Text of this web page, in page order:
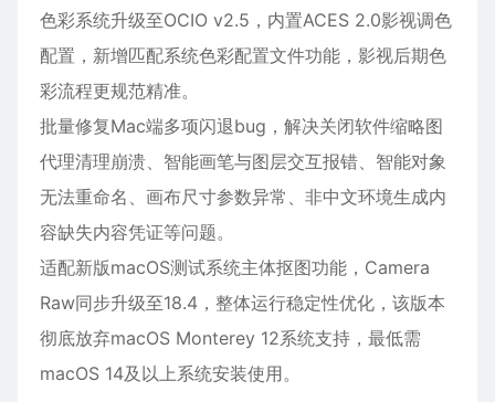
色彩系统升级至OCIO v2.5，内置ACES 2.0影视调色
配置，新增匹配系统色彩配置文件功能，影视后期色
彩流程更规范精准。
批量修复Mac端多项闪退bug，解决关闭软件缩略图
代理清理崩溃、智能画笔与图层交互报错、智能对象
无法重命名、画布尺寸参数异常、非中文环境生成内
容缺失内容凭证等问题。
适配新版macOS测试系统主体抠图功能，Camera
Raw同步升级至18.4，整体运行稳定性优化，该版本
彻底放弃macOS Monterey 12系统支持，最低需
macOS 14及以上系统安装使用。